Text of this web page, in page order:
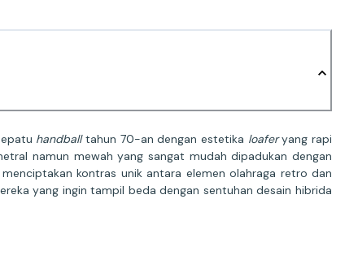
handballtahun 70-an dengan estetika loaferyang rapi
namun mewah yang sangat mudah dipadukan dengan
kontras unik antara elemen olahraga retro dan
yang ingin tampil beda dengan sentuhan desain hibrida